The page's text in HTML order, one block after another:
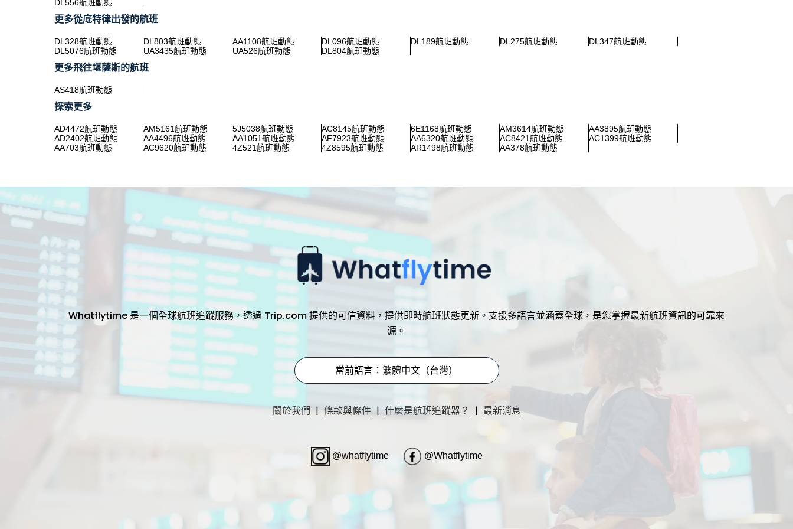
DL556航班動態
更多從底特律出發的航班
DL328航班動態 DL803航班動態 AA1108航班動態 DL096航班動態 DL189航班動態 DL275航班動態
DL347航班動態
DL5076航班動態
UA3435航班動態 UA526航班動態 DL804航班動態
更多飛往堪薩斯的航班
AS418航班動態
探索更多
AD4472航班動態 AM5161航班動態 5J5038航班動態 AC8145航班動態 6E1168航班動態 AM3614航班動態
AA3895航班動態
AD2402航班動態
AA4496航班動態 AA1051航班動態 AF7923航班動態 AA6320航班動態 AC8421航班動態
AC1399航班動態
AA703航班動態
AC9620航班動態 4Z521航班動態 4Z8595航班動態 AR1498航班動態 AA378航班動態
Whatflytime 是一個全球航班追蹤服務，透過 Trip.com 提供的可信資料，提供即時航班狀態更新。支援多語言並涵蓋全球，是您掌握最新航班資訊的可靠來
源。
當前語言：繁體中文（台灣）
關於我們 | 條款與條件 | 什麼是航班追蹤器？ | 最新消息
@whatflytime @Whatflytime